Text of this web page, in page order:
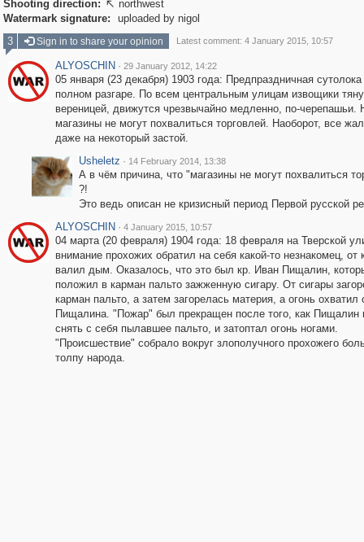
Shooting direction:  northwest
Watermark signature:
uploaded by nigol
3
Sign in to share your opinion Latest comment: 4 January 2015, 10:57
ALYOSCHIN · 29 January 2012, 14:22
05 января (23 декабря) 1903 года: Предпраздничная сутолока
полном разгаре. По всем центральным улицам извощики
вереницей, движутся чрезвычайно медленно, по-черепашьи.
магазины не могут похвалиться торговлей. Наоборот, все
даже на некоторый застой.
Usheletz · 14 February 2014, 13:38
А в чём причина, что "магазины не могут похвалиться
?!
Это ведь описан не кризисный период Первой русской
ALYOSCHIN · 4 January 2015, 10:57
04 марта (20 февраля) 1904 года: 18 февраля на Тверской
внимание прохожих обратил на себя какой-то незнакомец, от
валил дым. Оказалось, что это был кр. Иван Пищалин,
положил в карман пальто зажженную сигару. От сигары
карман пальто, а затем загорелась материя, а огонь охватил
Пищалина. "Пожар" был прекращен после того, как Пищалин
снять с себя пылавшее пальто, и затоптал огонь ногами.
"Происшествие" собрало вокруг злополучного прохожего
толпу народа.